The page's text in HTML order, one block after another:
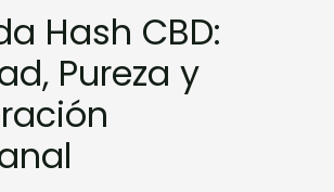
Hash CBD:
Pureza y